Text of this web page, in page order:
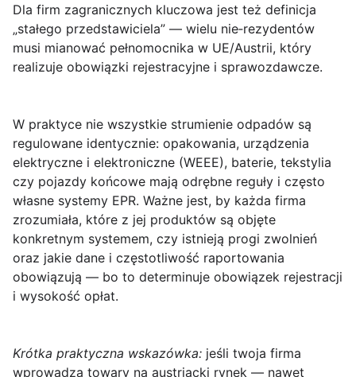
Dla firm zagranicznych kluczowa jest też definicja
„stałego przedstawiciela” — wielu nie‑rezydentów
musi mianować pełnomocnika w UE/Austrii, który
realizuje obowiązki rejestracyjne i sprawozdawcze.
W praktyce nie wszystkie strumienie odpadów są
regulowane identycznie: opakowania, urządzenia
elektryczne i elektroniczne (WEEE), baterie, tekstylia
czy pojazdy końcowe mają odrębne reguły i często
własne systemy EPR. Ważne jest, by każda firma
zrozumiała, które z jej produktów są objęte
konkretnym systemem, czy istnieją progi zwolnień
oraz jakie dane i częstotliwość raportowania
obowiązują — bo to determinuje obowiązek rejestracji
i wysokość opłat.
Krótka praktyczna wskazówka: jeśli twoja firma
wprowadza towary na austriacki rynek — nawet